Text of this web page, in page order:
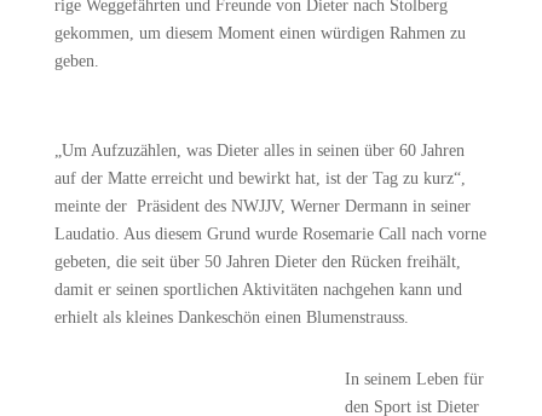
rige Weggefährten und Freunde von Dieter nach Stolberg
gekommen, um diesem Moment einen würdigen Rahmen zu
geben.
„Um Aufzuzählen, was Dieter alles in seinen über 60 Jahren
auf der Matte erreicht und bewirkt hat, ist der Tag zu kurz“,
meinte der Präsident des NWJJV, Werner Dermann in seiner
Laudatio. Aus diesem Grund wurde Rosemarie Call nach vorne
gebeten, die seit über 50 Jahren Dieter den Rücken freihält,
damit er seinen sportlichen Aktivitäten nachgehen kann und
erhielt als kleines Dankeschön einen Blumenstrauss.
In seinem Leben für
den Sport ist Dieter